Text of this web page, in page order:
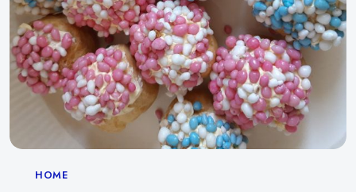
Categories
HOME